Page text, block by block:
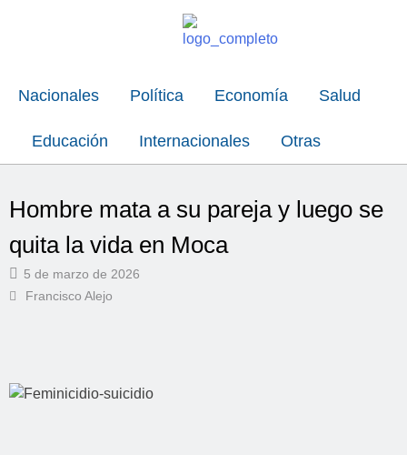
Nacionales Política Economía Salud
Educación Internacionales Otras
Hombre mata a su pareja y luego se
quita la vida en Moca
5 de marzo de 2026
Francisco Alejo